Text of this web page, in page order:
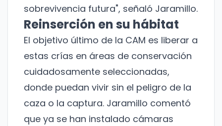
sobrevivencia futura", señaló Jaramillo.
Reinserción en su hábitat
El objetivo último de la CAM es liberar a
estas crías en áreas de conservación
cuidadosamente seleccionadas,
donde puedan vivir sin el peligro de la
caza o la captura. Jaramillo comentó
que ya se han instalado cámaras